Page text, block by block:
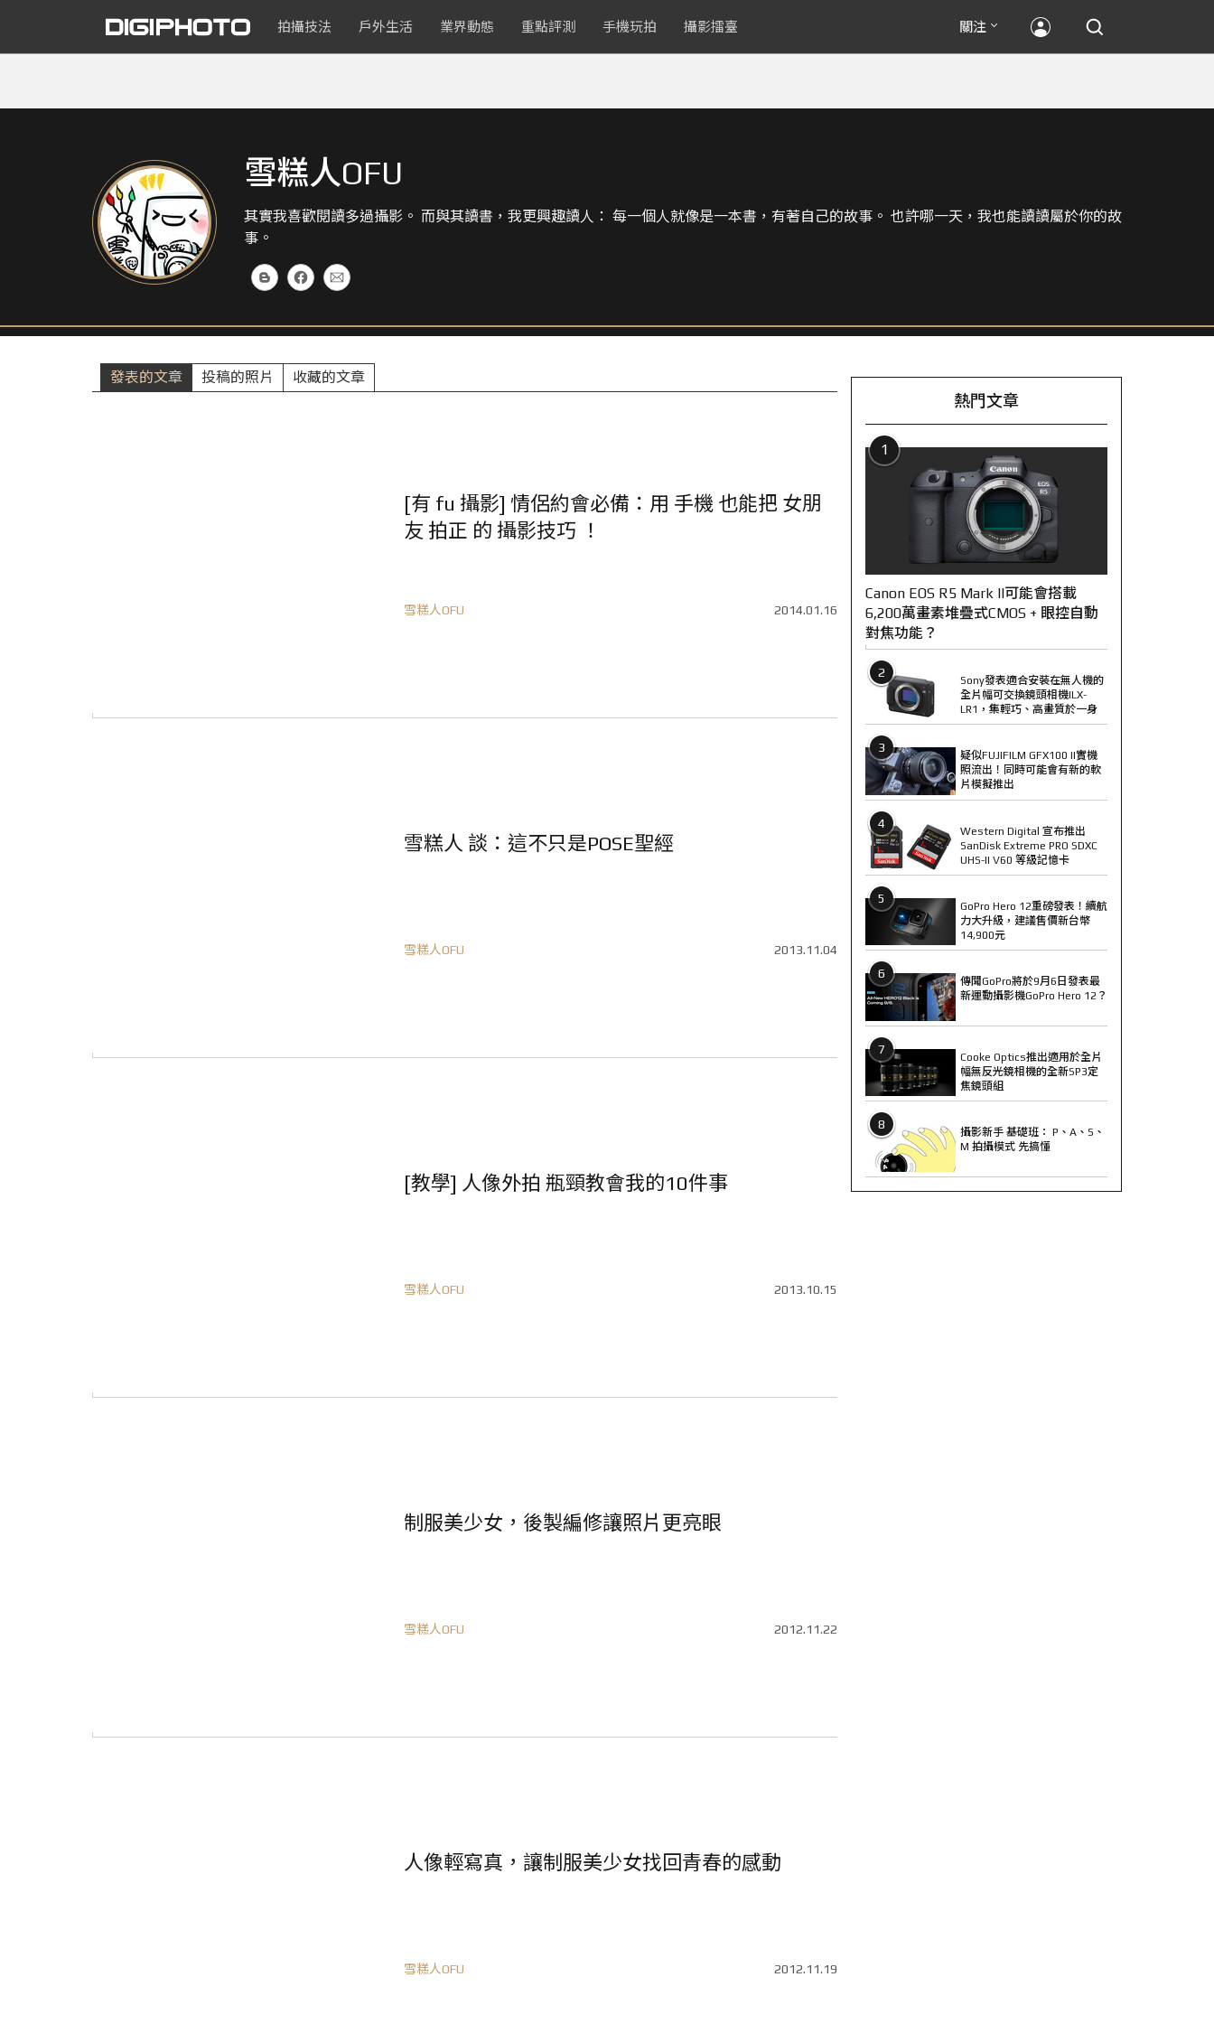
拍攝技法 戶外生活 業界動態 重點評測 手機玩拍 攝影擂臺 關注
雪糕人OFU
其實我喜歡閱讀多過攝影。 而與其讀書，我更興趣讀人： 每一個人就像是一本書，有著自己的故事。 也許哪一天，我也能讀讀屬於你的故
事。
發表的文章 投稿的照片 收藏的文章
[有 fu 攝影] 情侶約會必備：用 手機 也能把 女朋
友 拍正 的 攝影技巧 ！
雪糕人OFU 2014.01.16
雪糕人 談：這不只是POSE聖經
雪糕人OFU 2013.11.04
[教學] 人像外拍 瓶頸教會我的10件事
雪糕人OFU 2013.10.15
制服美少女，後製編修讓照片更亮眼
雪糕人OFU 2012.11.22
人像輕寫真，讓制服美少女找回青春的感動
雪糕人OFU 2012.11.19
熱門文章
1
Canon EOS R5 Mark II可能會搭載
6,200萬畫素堆疊式CMOS + 眼控自動
對焦功能？
2
Sony發表適合安裝在無人機的
全片幅可交換鏡頭相機ILX-
LR1，集輕巧、高畫質於一身
3
疑似FUJIFILM GFX100 II實機
照流出！同時可能會有新的軟
片模擬推出
4
Western Digital 宣布推出
SanDisk Extreme PRO SDXC
UHS-II V60 等級記憶卡
5
GoPro Hero 12重磅發表！續航
力大升級，建議售價新台幣
14,900元
6
傳聞GoPro將於9月6日發表最
新運動攝影機GoPro Hero 12？
7
Cooke Optics推出適用於全片
幅無反光鏡相機的全新SP3定
焦鏡頭組
8
攝影新手 基礎班： P、A、S、
M 拍攝模式 先搞懂